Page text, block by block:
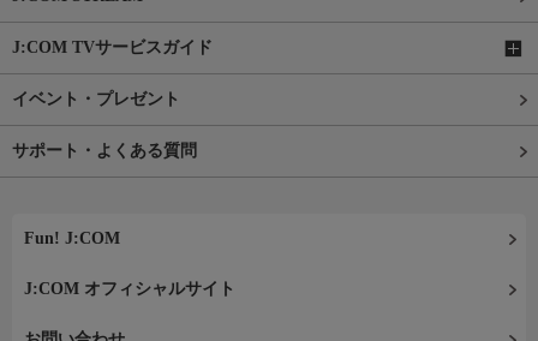
J:COM TVサービスガイド
イベント・プレゼント
サポート・よくある質問
Fun! J:COM
J:COM オフィシャルサイト